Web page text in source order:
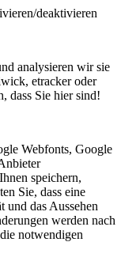
deaktivieren
analysieren wir sie
etracker oder
dass Sie hier sind!
Webfonts, Google
speichern,
Sie, dass eine
das Aussehen
werden nach
notwendigen